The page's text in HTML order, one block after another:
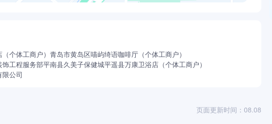
个体工商户） 青岛市黄岛区喵屿绮语咖啡厅（个体工商户）
工程服务部平南县久美子保健城平遥县万康卫浴店（个体工商户）
公司
页面更新时间：08.08